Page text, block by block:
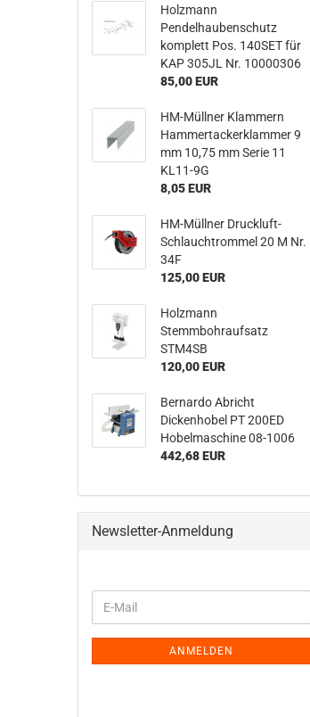
Holzmann
Pendelhaubenschutz
komplett Pos. 140SET für
KAP 305JL Nr. 10000306
85,00 EUR
HM-Müllner Klammern
Hammertackerklammer 9
mm 10,75 mm Serie 11
KL11-9G
8,05 EUR
HM-Müllner Druckluft-
Schlauchtrommel 20 M Nr.
34F
125,00 EUR
Holzmann
Stemmbohraufsatz
STM4SB
120,00 EUR
Bernardo Abricht
Dickenhobel PT 200ED
Hobelmaschine 08-1006
442,68 EUR
Newsletter-Anmeldung
ZUR
E-
Mail
ANMELDEN